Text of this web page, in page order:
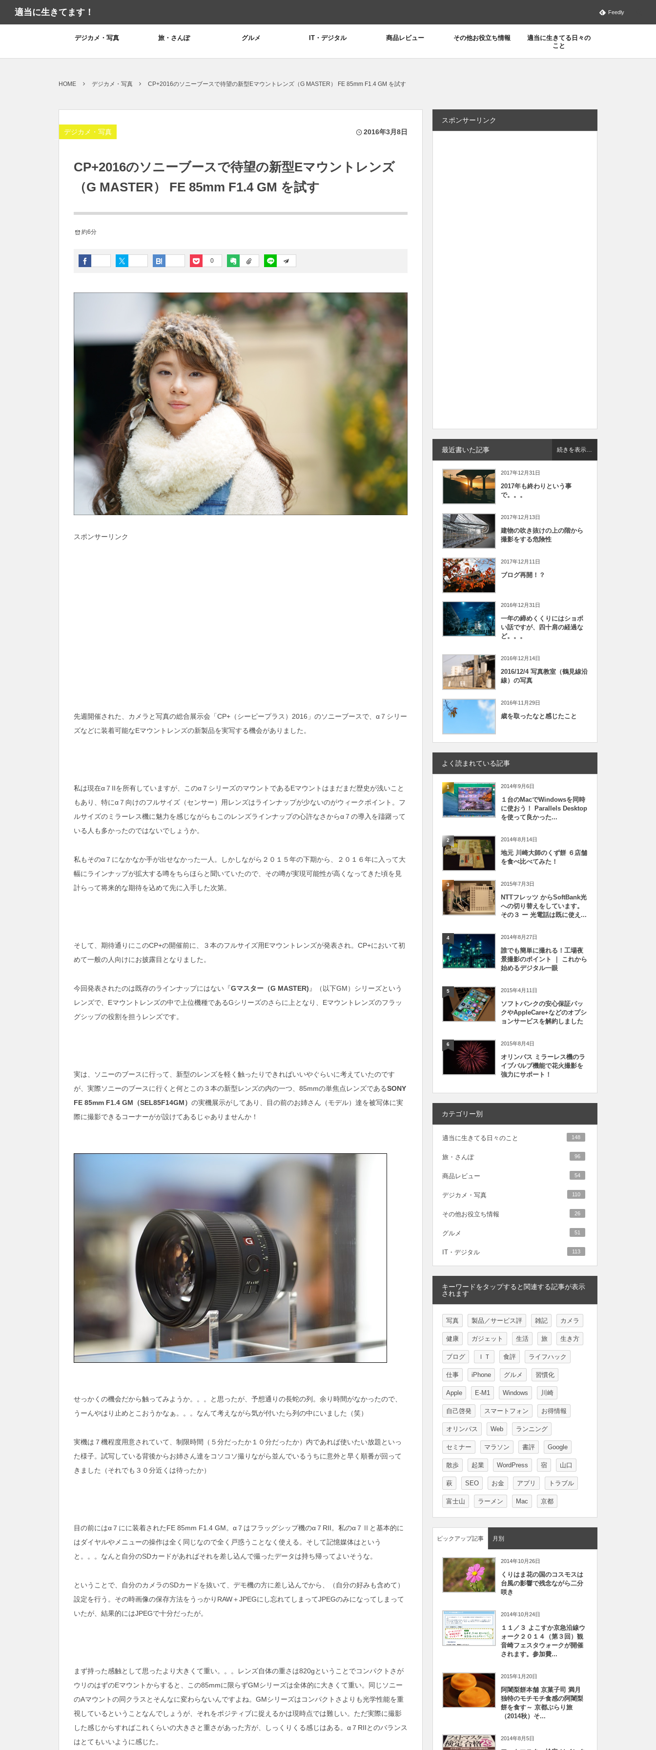
適当に生きてます！ Feedly
デジカメ・写真 旅・さんぽ グルメ IT・デジタル 商品レビュー その他お役立ち情報
適当に生きてる日々の
こと
HOME デジカメ・写真 CP+2016のソニーブースで待望の新型Eマウントレンズ（G MASTER） FE 85mm F1.4 GM を試す
デジカメ・写真 2016年3月8日
CP+2016のソニーブースで待望の新型Eマウントレンズ
（G MASTER） FE 85mm F1.4 GM を試す
約6分
0
スポンサーリンク
先週開催された、カメラと写真の総合展示会「CP+（シーピープラス）2016」のソニーブースで、α７シリー
ズなどに装着可能なEマウントレンズの新製品を実写する機会がありました。
私は現在α７IIを所有していますが、このα７シリーズのマウントであるEマウントはまだまだ歴史が浅いこと
もあり、特にα７向けのフルサイズ（センサー）用レンズはラインナップが少ないのがウィークポイント。フ
ルサイズのミラーレス機に魅力を感じながらもこのレンズラインナップの心許なさからα７の導入を躊躇って
いる人も多かったのではないでしょうか。
私もそのα７になかなか手が出せなかった一人。しかしながら２０１５年の下期から、２０１６年に入って大
幅にラインナップが拡大する噂をちらほらと聞いていたので、その噂が実現可能性が高くなってきた頃を見
計らって将来的な期待を込めて先に入手した次第。
そして、期待通りにこのCP+の開催前に、３本のフルサイズ用Eマウントレンズが発表され。CP+において初
めて一般の人向けにお披露目となりました。
今回発表されたのは既存のラインナップにはない『Gマスター（G MASTER) 』（以下GM）シリーズという
レンズで、Eマウントレンズの中で上位機種であるGシリーズのさらに上となり、Eマウントレンズのフラッ
グシップの役割を担うレンズです。
実は、ソニーのブースに行って、新型のレンズを軽く触ったりできればいいやぐらいに考えていたのです
が、実際ソニーのブースに行くと何とこの３本の新型レンズの内の一つ、85mmの単焦点レンズであるSONY
FE 85mm F1.4 GM（SEL85F14GM） の実機展示がしてあり、目の前のお姉さん（モデル）達を被写体に実
際に撮影できるコーナーがが設けてあるじゃありませんか！
せっかくの機会だから触ってみようか。。。と思ったが、予想通りの長蛇の列。余り時間がなかったので、
うーんやはり止めとこおうかなぁ。。。なんて考えながら気が付いたら列の中にいました（笑）
実機は７機程度用意されていて、制限時間（５分だったか１０分だったか）内であれば使いたい放題といっ
た様子。試写している背後からお姉さん達をコソコソ撮りながら並んでいるうちに意外と早く順番が回って
きました（それでも３０分近くは待ったか）
目の前にはα７にに装着されたFE 85mm F1.4 GM。α７はフラッグシップ機のα７RII。私のα７Ⅱと基本的に
はダイヤルやメニューの操作は全く同じなので全く戸惑うことなく使える。そして記憶媒体はという
と。。。なんと自分のSDカードがあればそれを差し込んで撮ったデータは持ち帰ってよいそうな。
ということで、自分のカメラのSDカードを抜いて、デモ機の方に差し込んでから、（自分の好みも含めて）
設定を行う。その時画像の保存方法をうっかりRAW＋JPEGにし忘れてしまってJPEGのみになってしまって
いたが、結果的にはJPEGで十分だったが。
まず持った感触として思ったより大きくて重い。。。レンズ自体の重さは820gということでコンパクトさが
ウリのはずのEマウントからすると、この85mmに限らずGMシリーズは全体的に大きくて重い。同じソニー
のAマウントの同クラスとそんなに変わらないんですよね。GMシリーズはコンパクトさよりも光学性能を重
視しているということなんでしょうが、それをポジティブに捉えるかは現時点では難しい。ただ実際に撮影
した感じからすればこれくらいの大きさと重さがあった方が、しっくりくる感じはある。α７RIIとのバランス
はとてもいいように感じた。
スポンサーリンク
最近書いた記事
2017年12月31日
2017年も終わりという事
で。。。
2017年12月13日
建物の吹き抜けの上の階から
撮影をする危険性
2017年12月11日
ブログ再開！？
2016年12月31日
一年の締めくくりにはショボ
い話ですが、四十肩の経過な
ど。。。
2016年12月14日
2016/12/4 写真教室（鶴見線沿
線）の写真
2016年11月29日
歳を取ったなと感じたこと
続きを表示…
よく読まれている記事
1 2014年9月6日
１台のMacでWindowsを同時
に使おう！ Parallels Desktop
を使って良かった...
2 2014年8月14日
地元 川崎大師のくず餅 ６店舗
を食べ比べてみた！
3 2015年7月3日
NTTフレッツ からSoftBank光
への切り替えをしています。
その３ ー 光電話は既に使え...
4 2014年8月27日
誰でも簡単に撮れる！工場夜
景撮影のポイント ｜ これから
始めるデジタル一眼
5 2015年4月11日
ソフトバンクの安心保証パッ
クやAppleCare+などのオプシ
ョンサービスを解約しました
6 2015年8月4日
オリンパス ミラーレス機のラ
イブバルブ機能で花火撮影を
強力にサポート！
カテゴリー別
適当に生きてる日々のこと 148
旅・さんぽ 96
商品レビュー 54
デジカメ・写真 110
その他お役立ち情報 26
グルメ 51
IT・デジタル 113
キーワードをタップすると関連する記事が表示
されます
写真 製品／サービス評 雑記 カメラ
健康 ガジェット 生活 旅 生き方
ブログ ＩＴ 食評 ライフハック
仕事 iPhone グルメ 習慣化
Apple E-M1 Windows 川崎
自己啓発 スマートフォン お得情報
オリンパス Web ランニング
セミナー マラソン 書評 Google
散歩 起業 WordPress 宿 山口
萩 SEO お金 アプリ トラブル
富士山 ラーメン Mac 京都
ピックアップ記事 月別
2014年10月26日
くりはま花の国のコスモスは
台風の影響で残念ながら二分
咲き
2014年10月24日
１１／３ よこすか京急沿線ウ
ォーク２０１４（第３回）観
音崎フェスタウォークが開催
されます。参加費...
2015年1月20日
阿闍梨餅本舗 京菓子司 満月
独特のモチモチ食感の阿闍梨
餅を食す～ 京都ぶらり旅
（2014秋）そ...
2014年8月5日